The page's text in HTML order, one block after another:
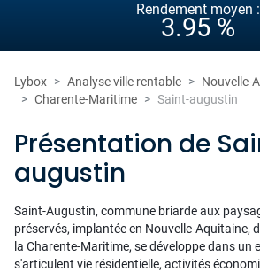
Rendement moyen :
3.95 %
Lybox Analyse ville rentable
Nouvelle-
Charente-Maritime
Saint-augustin
Présentation de
augustin
Saint-Augustin, commune briarde aux
préservés, implantée en Nouvelle-Aquitaine,
la Charente-Maritime, se développe dans un
s'articulent vie résidentielle, activités